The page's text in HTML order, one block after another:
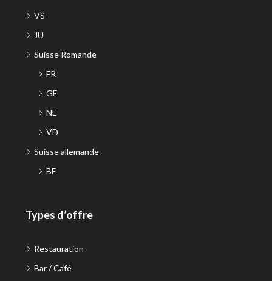
VS
JU
Suisse Romande
FR
GE
NE
VD
Suisse allemande
BE
Types d’offre
Restauration
Bar / Café